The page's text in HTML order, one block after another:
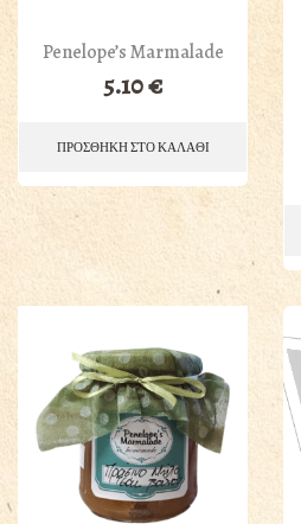
Penelope’s Marmalade
5.10€
ΠΡΟΣΘΗΚΗ ΣΤΟ ΚΑΛΑΘΙ